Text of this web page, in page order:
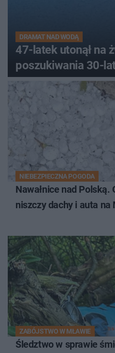
DRAMAT NAD WODĄ
47-latek utonął na
poszukiwania 30-
NIEBEZPIECZNA POGODA
Nawałnice nad Polską.
niszczy dachy i auta na
ZABÓJSTWO W MŁAWIE
Śledztwo w sprawie